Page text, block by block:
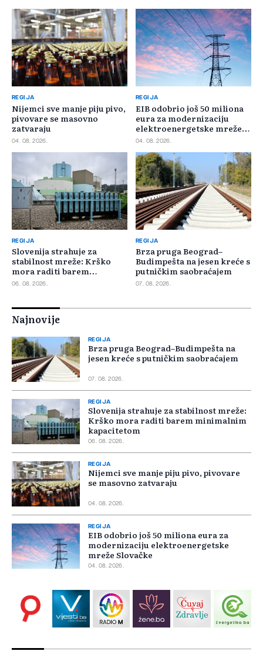
REGIJA
Nijemci sve manje piju pivo,
pivovare se masovno
zatvaraju
04. 08. 2026.
REGIJA
EIB odobrio još 50 miliona
eura za modernizaciju
elektroenergetske mreže
Slovačke
04. 08. 2026.
REGIJA
Slovenija strahuje za
stabilnost mreže: Krško
mora raditi barem
minimalnim kapacitetom
06. 08. 2026.
REGIJA
Brza pruga Beograd–
Budimpešta na jesen kreće s
putničkim saobraćajem
07. 08. 2026.
Najnovije
REGIJA
Brza pruga Beograd–Budimpešta na
jesen kreće s putničkim saobraćajem
07. 08. 2026.
REGIJA
Slovenija strahuje za stabilnost mreže:
Krško mora raditi barem minimalnim
kapacitetom
06. 08. 2026.
REGIJA
Nijemci sve manje piju pivo, pivovare
se masovno zatvaraju
04. 08. 2026.
REGIJA
EIB odobrio još 50 miliona eura za
modernizaciju elektroenergetske
mreže Slovačke
04. 08. 2026.